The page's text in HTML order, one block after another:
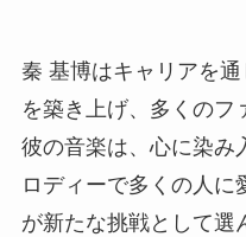
秦 基博はキャリアを
を築き上げ、多くのフ
彼の音楽は、心に染み
ロディーで多くの人に
が新たな挑戦として選